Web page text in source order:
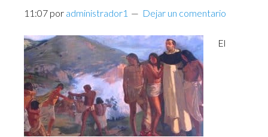
11:07 por administrador1 Dejar un comentario
El